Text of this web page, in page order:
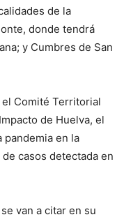
de la
donde tendrá
y Cumbres de San
el Comité Territorial
de Huelva, el
en la
casos detectada en
van a citar en su